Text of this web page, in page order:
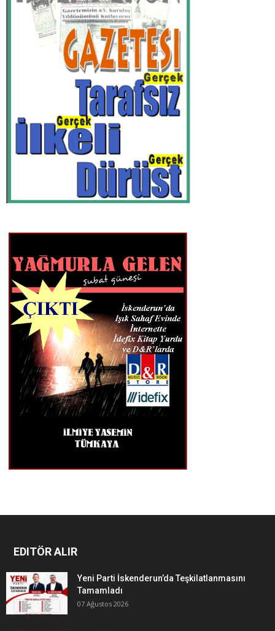
EDITÖR ALIR
Yeni Parti İskenderun’da Teşkilatlanmasını
Tamamladı
07 Ağustos 2026